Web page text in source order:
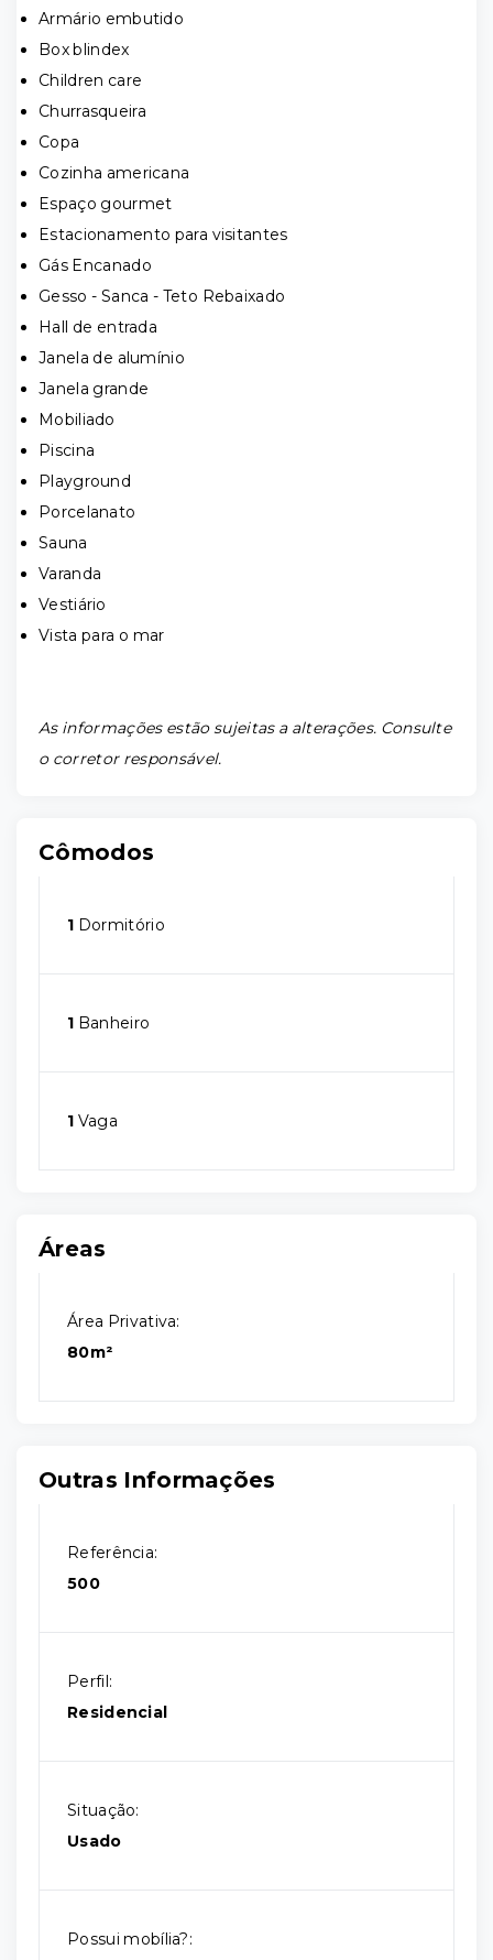
Armário embutido
Box blindex
Children care
Churrasqueira
Copa
Cozinha americana
Espaço gourmet
Estacionamento para visitantes
Gás Encanado
Gesso - Sanca - Teto Rebaixado
Hall de entrada
Janela de alumínio
Janela grande
Mobiliado
Piscina
Playground
Porcelanato
Sauna
Varanda
Vestiário
Vista para o mar
As informações estão sujeitas a alterações. Consulte
o corretor responsável.
Cômodos
1 Dormitório
1 Banheiro
1 Vaga
Áreas
Área Privativa:
80m²
Outras Informações
Referência:
500
Perfil:
Residencial
Situação:
Usado
Possui mobília?: